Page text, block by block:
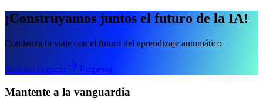
¡Construyamos juntos el futuro de la IA!
Comienza tu viaje con el futuro del aprendizaje automático
Solicitar licencia Empezar
Mantente a la vanguardia